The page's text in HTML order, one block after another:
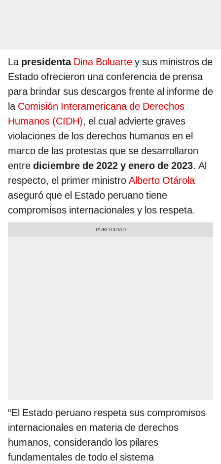
La presidenta Dina Boluarte y sus ministros de
Estado ofrecieron una conferencia de prensa
para brindar sus descargos frente al informe de
la Comisión Interamericana de Derechos
Humanos (CIDH), el cual advierte graves
violaciones de los derechos humanos en el
marco de las protestas que se desarrollaron
entre diciembre de 2022 y enero de 2023. Al
respecto, el primer ministro Alberto Otárola
aseguró que el Estado peruano tiene
compromisos internacionales y los respeta.
“El Estado peruano respeta sus compromisos
internacionales en materia de derechos
humanos, considerando los pilares
fundamentales de todo el sistema